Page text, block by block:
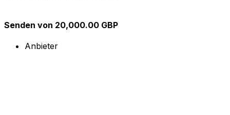
Senden von 20,000.00 GBP
Anbieter